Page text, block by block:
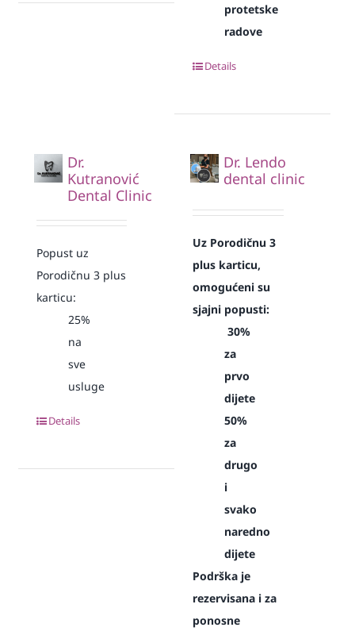
protetske
radove
Details
Dr.
Kutranović
Dental Clinic
Popust uz
Porodičnu 3 plus
karticu:
25%
na
sve
usluge
Details
Dr. Lendo
dental clinic
Uz Porodičnu 3
plus karticu,
omogućeni su
sjajni popusti:
30%
za
prvo
dijete
50%
za
drugo
i
svako
naredno
dijete
Podrška je
rezervisana i za
ponosne